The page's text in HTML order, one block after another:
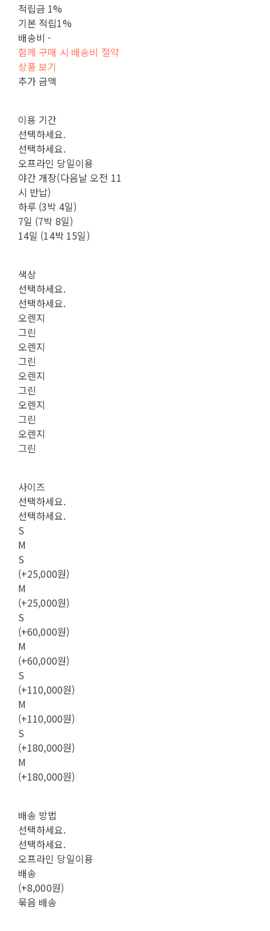
적립금 1%
기본 적립1%
배송비-
함께 구매 시 배송비 절약
상품 보기
추가 금액
이용 기간
선택하세요.
선택하세요.
오프라인 당일이용
야간 개장(다음날 오전 11
시 반납)
하루 (3박 4일)
7일 (7박 8일)
14일 (14박 15일)
색상
선택하세요.
선택하세요.
오렌지
그린
오렌지
그린
오렌지
그린
오렌지
그린
오렌지
그린
사이즈
선택하세요.
선택하세요.
S
M
S
(+25,000원)
M
(+25,000원)
S
(+60,000원)
M
(+60,000원)
S
(+110,000원)
M
(+110,000원)
S
(+180,000원)
M
(+180,000원)
배송 방법
선택하세요.
선택하세요.
오프라인 당일이용
배송
(+8,000원)
묶음 배송